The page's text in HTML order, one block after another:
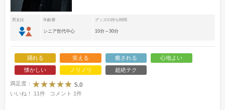
男女比 年齢層 グッズの待ち時間
シニア世代中心 10分～30分
踊れる 笑える 癒される
心地よい
懐かしい
ノリノリ 超絶テク
満足度： 5.0
いいね！ 11 件 コメント 1 件